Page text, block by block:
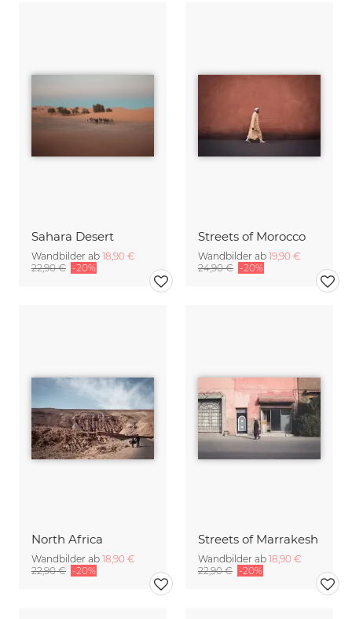
Sahara Desert
Wandbilder ab 18,90 €
22,90 € -20%
Streets of Morocco
Wandbilder ab 19,90 €
24,90 € -20%
North Africa
Wandbilder ab 18,90 €
22,90 € -20%
Streets of Marrakesh
Wandbilder ab 18,90 €
22,90 € -20%